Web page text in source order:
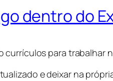
dentro do
currículos para trabalhar
e deixar na